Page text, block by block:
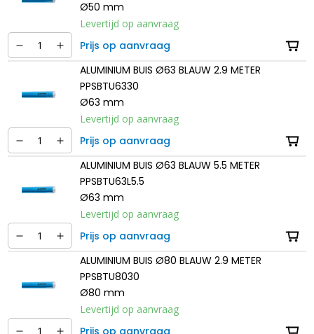
Ø50 mm
Levertijd op aanvraag
Prijs op aanvraag
ALUMINIUM BUIS Ø63 BLAUW 2.9 METER
PPSBTU6330
Ø63 mm
Levertijd op aanvraag
Prijs op aanvraag
ALUMINIUM BUIS Ø63 BLAUW 5.5 METER
PPSBTU63L5.5
Ø63 mm
Levertijd op aanvraag
Prijs op aanvraag
ALUMINIUM BUIS Ø80 BLAUW 2.9 METER
PPSBTU8030
Ø80 mm
Levertijd op aanvraag
Prijs op aanvraag